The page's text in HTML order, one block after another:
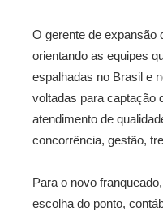
O gerente de expansão
orientando as equipes
espalhadas no Brasil e
voltadas para captação
atendimento de
concorrência, gestão,
Para o novo
escolha do ponto,